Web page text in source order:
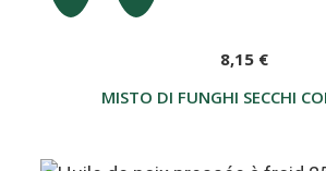
MISTO DI FUNGHI SECCHI
8,15 €